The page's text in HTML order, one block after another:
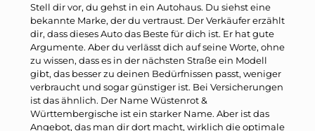
Stell dir vor, du gehst in ein Autohaus. Du siehst eine
bekannte Marke, der du vertraust. Der Verkäufer erzählt
dir, dass dieses Auto das Beste für dich ist. Er hat gute
Argumente. Aber du verlässt dich auf seine Worte, ohne
zu wissen, dass es in der nächsten Straße ein Modell
gibt, das besser zu deinen Bedürfnissen passt, weniger
verbraucht und sogar günstiger ist. Bei Versicherungen
ist das ähnlich. Der Name Wüstenrot &
Württembergische ist ein starker Name. Aber ist das
Angebot, das man dir dort macht, wirklich die optimale